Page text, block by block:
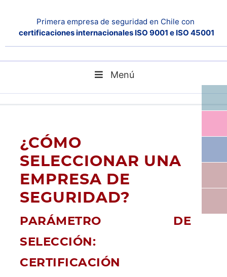
Primera empresa de seguridad en Chile con
certificaciones internacionales ISO 9001 e ISO 45001
Menú
¿CÓMO
SELECCIONAR UNA
EMPRESA DE
SEGURIDAD?
PARÁMETRO DE
SELECCIÓN:
CERTIFICACIÓN